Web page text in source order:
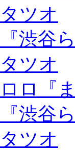
タツオ
『渋谷
タツオ
ロロ『
『渋谷
タツオ